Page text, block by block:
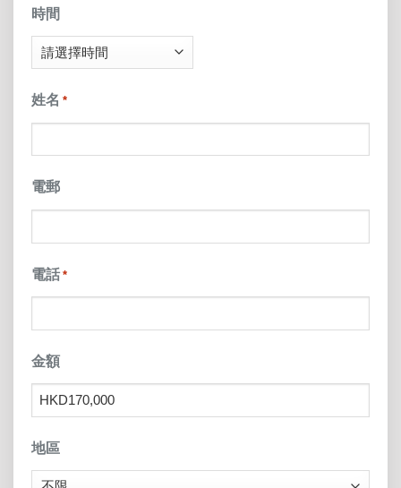
slash
DD
YYYY
時間
姓名 *
電郵
電話 *
金額
地區